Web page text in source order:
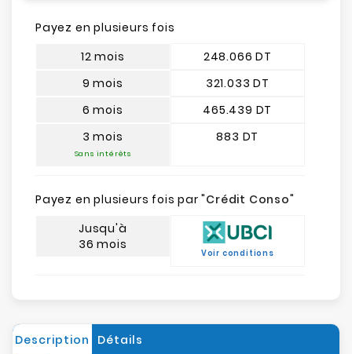
Payez en plusieurs fois
12 mois
9 mois
6 mois
3 mois
Sans intérêts
248.066 DT
321.033 DT
465.439 DT
883 DT
Payez en plusieurs fois par "Crédit Conso"
Jusqu'à
36 mois
Voir conditions
Description Détails